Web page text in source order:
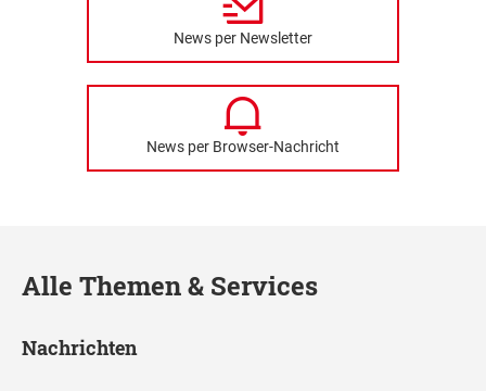
News per Newsletter
News per Browser-Nachricht
Alle Themen & Services
Nachrichten